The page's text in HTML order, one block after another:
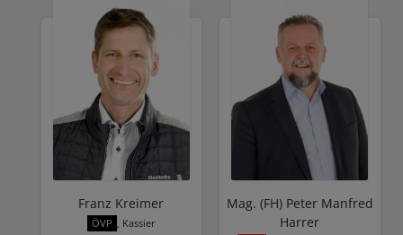
Franz Kreimer
ÖVP , Kassier
Mag. (FH) Peter Manfred
Harrer